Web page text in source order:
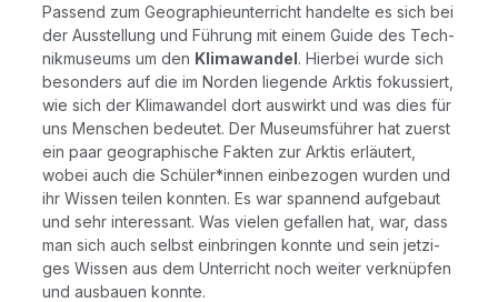
Pas­send zum Geo­gra­phie­un­ter­richt han­del­te es sich bei
der Aus­stel­lung und Füh­rung mit einem Gui­de des Tech­
nik­mu­se­ums um den Kli­ma­wan­del. Hier­bei wur­de sich
beson­ders auf die im Nor­den lie­gen­de Ark­tis fokus­siert,
wie sich der Kli­ma­wan­del dort aus­wirkt und was dies für
uns Men­schen bedeu­tet. Der Muse­ums­füh­rer hat zuerst
ein paar geo­gra­phi­sche Fak­ten zur Ark­tis erläu­tert,
wobei auch die Schüler*innen ein­be­zo­gen wur­den und
ihr Wis­sen tei­len konn­ten. Es war span­nend auf­ge­baut
und sehr inter­es­sant. Was vie­len gefal­len hat, war, dass
man sich auch selbst ein­brin­gen konn­te und sein jet­zi­
ges Wis­sen aus dem Unter­richt noch wei­ter ver­knüp­fen
und aus­bau­en konnte.